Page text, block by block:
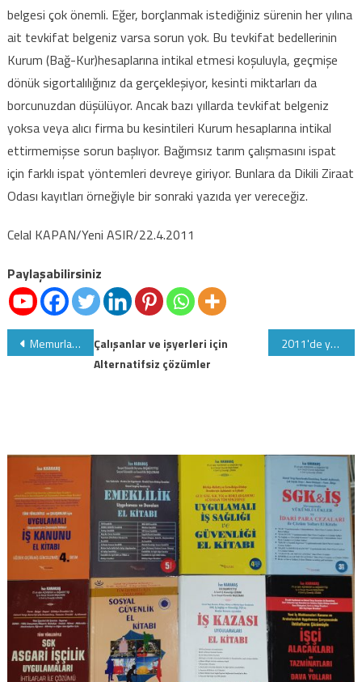
belgesi çok önemli. Eğer, borçlanmak istediğiniz sürenin her yılına
ait tevkifat belgeniz varsa sorun yok. Bu tevkifat bedellerinin
Kurum (Bağ-Kur)hesaplarına intikal etmesi koşuluyla, geçmişe
dönük sigortalılığınız da gerçekleşiyor, kesinti miktarları da
borcunuzdan düşülüyor. Ancak bazı yıllarda tevkifat belgeniz
yoksa veya alıcı firma bu kesintileri Kurum hesaplarına intikal
ettirmemişse sorun başlıyor. Bağımsız tarım çalışmasını ispat
için farklı ispat yöntemleri devreye giriyor. Bunlara da Dikili Ziraat
Odası kayıtları örneğiyle bir sonraki yazıda yer vereceğiz.
Celal KAPAN/Yeni ASIR/22.4.2011
Paylaşabilirsiniz
Yazı
gezinmesi
Memurlara verilecek süt iznine ilişkin değişiklikler 2011'de yapılacak kariyer meslek, ALES, TUS, Memur ve ÖSYM tarafından yaplacak tüm sınavlara ilişkin takvim
Çalışanlar ve işyerleri için
Alternatifsiz çözümler